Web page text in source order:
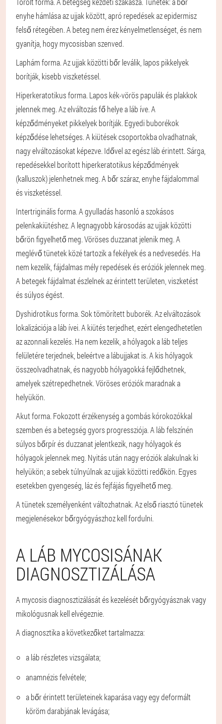
enyhe hámlása az ujjak között, apró repedések az epidermisz
felső rétegében. A beteg nem érez kényelmetlenséget, és nem
gyanítja, hogy mycosisban szenved.
Laphám forma.Az ujjak közötti bőr leválik, lapos pikkelyek
borítják, kisebb viszketéssel.
Hiperkeratotikus forma. Lapos kék-vörös papulák és plakkok
jelennek meg. Az elváltozás fő helye a láb íve. A
képződményeket pikkelyek borítják. Egyedi buborékok
képződése lehetséges. A kiütések csoportokba olvadhatnak,
nagy elváltozásokat képezve. Idővel az egész láb érintett. Sárga,
repedésekkel borított hiperkeratotikus képződmények
(kalluszok) jelenhetnek meg. A bőr száraz, enyhe fájdalommal
és viszketéssel.
Intertriginális forma.A gyulladás hasonló a szokásos
pelenkakiütéshez. A legnagyobb károsodás az ujjak közötti
bőrön figyelhető meg. Vöröses duzzanat jelenik meg. A
meglévő tünetek közé tartozik a fekélyek és a nedvesedés. Ha
nem kezelik, fájdalmas mély repedések és eróziók jelennek meg.
A betegek fájdalmat észlelnek az érintett területen, viszketést
és súlyos égést.
Dyshidrotikus forma.Sok tömörített buborék. Az elváltozások
lokalizációja a láb ívei. A kiütés terjedhet, ezért elengedhetetlen
az azonnali kezelés. Ha nem kezelik, a hólyagok a láb teljes
felületére terjednek, beleértve a lábujjakat is. A kis hólyagok
összeolvadhatnak, és nagyobb hólyagokká fejlődhetnek,
amelyek szétrepedhetnek. Vöröses eróziók maradnak a
helyükön.
Akut forma. Fokozott érzékenység a gombás kórokozókkal
szemben és a betegség gyors progressziója. A láb felszínén
súlyos bőrpír és duzzanat jelentkezik, nagy hólyagok és
hólyagok jelennek meg. Nyitás után nagy eróziók alakulnak ki
helyükön; a sebek túlnyúlnak az ujjak közötti redőkön. Egyes
esetekben gyengeség, láz és fejfájás figyelhető meg.
A tünetek személyenként változhatnak. Az első riasztó tünetek
megjelenésekor bőrgyógyászhoz kell fordulni.
A LÁB MYCOSISÁNAK
DIAGNOSZTIZÁLÁSA
A mycosis diagnosztizálását és kezelését bőrgyógyásznak vagy
mikológusnak kell elvégeznie.
A diagnosztika a következőket tartalmazza:
a láb részletes vizsgálata;
anamnézis felvétele;
a bőr érintett területeinek kaparása vagy egy deformált
köröm darabjának levágása;